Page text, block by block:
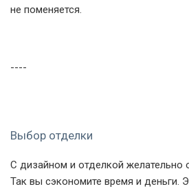
не поменяется.
----
Выбор отделки
С дизайном и отделкой желательно
Так вы сэкономите время и деньги.